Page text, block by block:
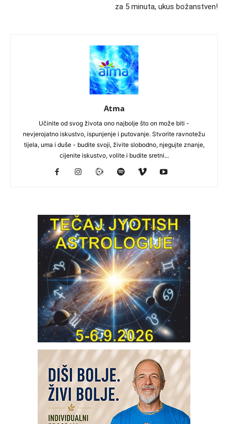
za 5 minuta, ukus božanstven!
Atma
Učinite od svog života ono najbolje što on može biti -
nevjerojatno iskustvo, ispunjenje i putovanje. Stvorite ravnotežu
tijela, uma i duše - budite svoji, živite slobodno, njegujte znanje,
cijenite iskustvo, volite i budite sretni...